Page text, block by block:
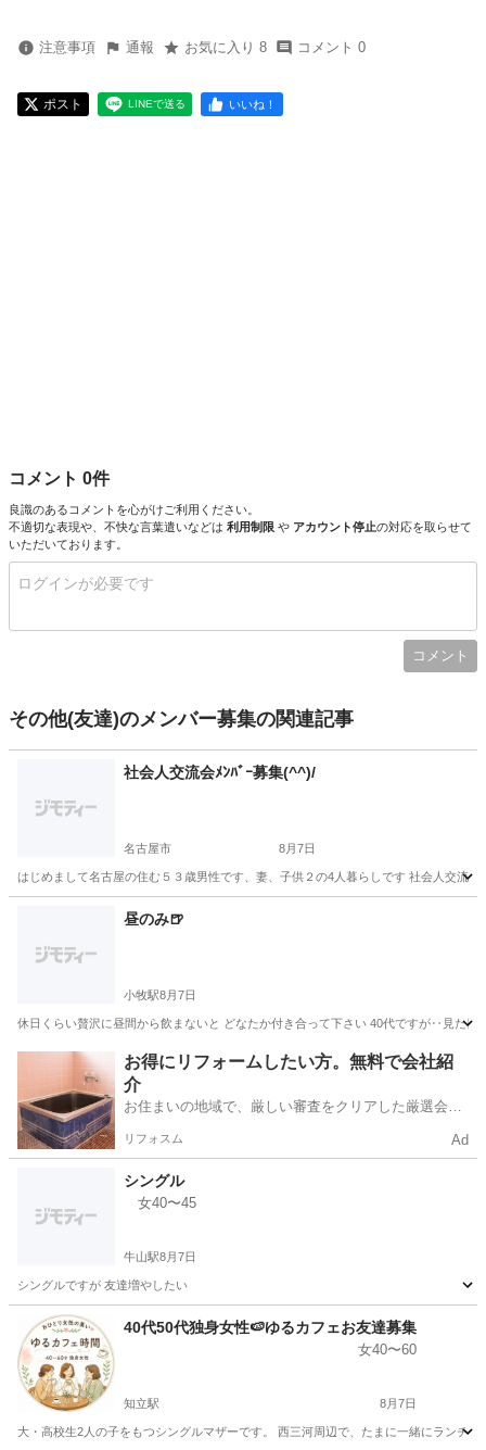
注意事項 通報 お気に入り 8 コメント 0
ポスト LINEで送る いいね！
コメント 0件
良識のあるコメントを心がけご利用ください。
不適切な表現や、不快な言葉遣いなどは 利用制限 や アカウント停止の対応を取らせて
いただいております。
コメント
その他(友達)のメンバー募集の関連記事
社会人交流会ﾒﾝﾊﾞｰ募集(^^)/
名古屋市 8月7日
はじめまして名古屋の住む５３歳男性です、妻、子供２の4人暮らしです 社会人交流
その他
昼のみ🍺
小牧駅8月7日
休日くらい贅沢に昼間から飲まないと どなたか付き合って下さい 40代ですが‥見た
小牧市 小牧駅 友達 見た目
お得にリフォームしたい方。無料で会社紹
介
お住まいの地域で、厳しい審査をクリアした厳選会社
リフォスム Ad
シングル
女40〜45
牛山駅8月7日
シングルですが 友達増やしたい
愛知 名古屋市 牛山駅 友達
40代50代独身女性🍉ゆるカフェお友達募集
女40〜60
知立駅 8月7日
大・高校生2人の子をもつシングルマザーです。 西三河周辺で、たまに一緒にランチ